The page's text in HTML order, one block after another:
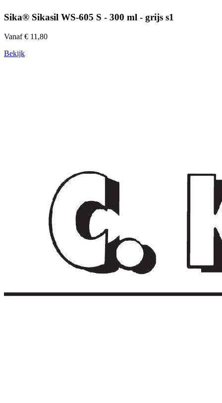
Sika® Sikasil WS-605 S - 300 ml - grijs s1
Vanaf € 11,80
Bekijk